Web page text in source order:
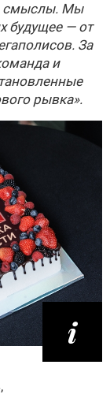
смыслы. Мы
будущее — от
За
и
рывка».